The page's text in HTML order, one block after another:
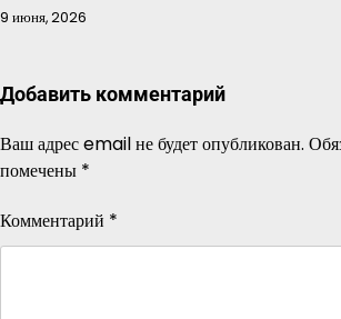
9 июня, 2026
Добавить комментарий
Ваш адрес email не будет опубликован.
помечены *
Комментарий *